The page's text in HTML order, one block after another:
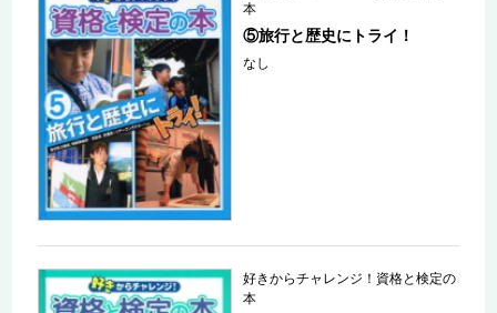
本
⑤旅行と歴史にトライ！
なし
好きからチャレンジ！資格と検定の
本